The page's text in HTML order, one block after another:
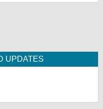
UPDATES